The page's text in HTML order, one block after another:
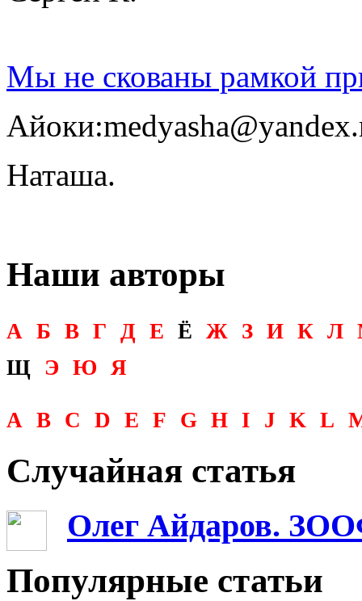
Мы не скованы рамкой
Наташа.
Наши авторы
А Б В Г Д Е Ё Ж З И К Л
Щ Э Ю Я
A B C D E F G H I J K L
Случайная статья
Олег Айдаров.
Популярные статьи